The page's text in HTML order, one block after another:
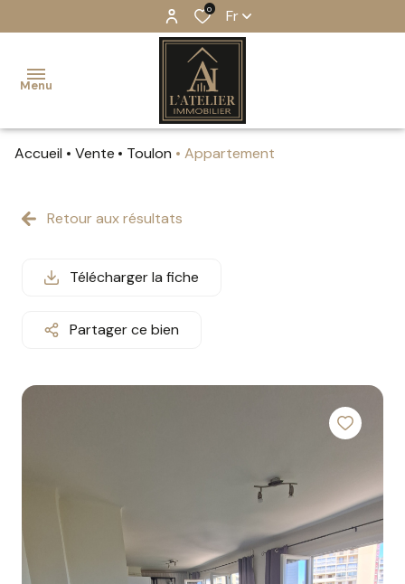
0 Fr
Menu
ventes
Accueil Vente Toulon Appartement
Retour aux résultats
Télécharger la fiche
Partager ce bien